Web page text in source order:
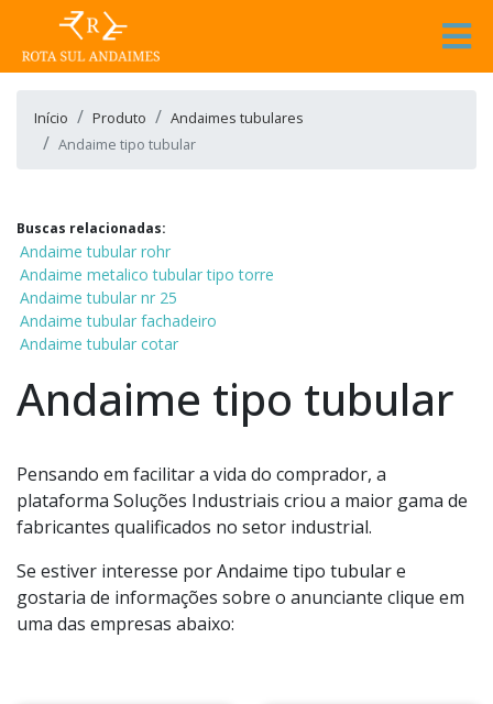
Início Produto
Andaimes tubulares
Andaime tipo tubular
Buscas relacionadas:
Andaime tubular rohr
Andaime metalico tubular tipo torre
Andaime tubular nr 25
Andaime tubular fachadeiro
Andaime tubular cotar
Andaime tipo tubular
Pensando em facilitar a vida do comprador, a
plataforma Soluções Industriais criou a maior gama de
fabricantes qualificados no setor industrial.
Se estiver interesse por Andaime tipo tubular e
gostaria de informações sobre o anunciante clique em
uma das empresas abaixo: